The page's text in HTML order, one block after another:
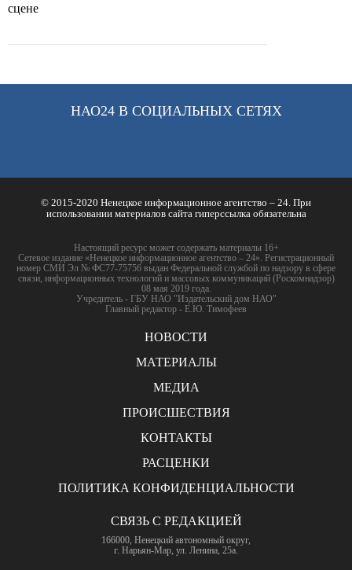
сцене
НАО24 В СОЦИАЛЬНЫХ СЕТЯХ
© 2015-2020 Ненецкое информационное агентство – 24. При
использовании материалов сайта гиперссылка обязательна
Настоящий ресурс может содержать материалы 16+
Сетевое издание «Ненецкое информационное агентство – 24». Регистрационный
номер СМИ Эл № ФС77-75756 выдан Федеральной службой по надзору в сфере
связи, информационных технологий и массовых коммуникаций (Роскомнадзор)
08 мая 2019 года.
Учредитель - ГБУ НАО "Издательский дом НАО"
Главный редактор - Е.Ю. Тимофеев
НОВОСТИ
МАТЕРИАЛЫ
МЕДИА
ПРОИСШЕСТВИЯ
КОНТАКТЫ
РАСЦЕНКИ
ПОЛИТИКА КОНФИДЕНЦИАЛЬНОСТИ
СВЯЗЬ С РЕДАКЦИЕЙ
166000, Ненецкий автономный округ,
г. Нарьян-Мар, ул. Ленина, 25а.